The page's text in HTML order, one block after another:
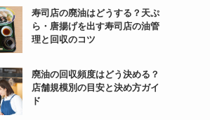
寿司店の廃油はどうする？天ぷ
ら・唐揚げを出す寿司店の油管
理と回収のコツ
廃油の回収頻度はどう決める？
店舗規模別の目安と決め方ガイ
ド